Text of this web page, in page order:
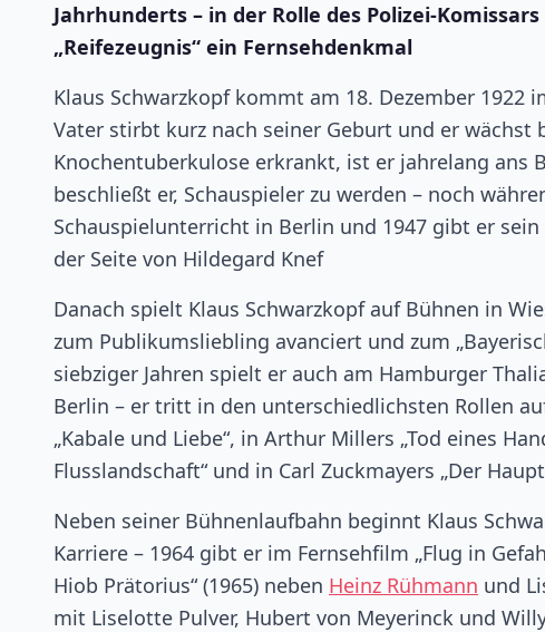
Jahrhunderts – in der Rolle des Polizei-
„Reifezeugnis“ ein Fernsehdenkmal
Klaus Schwarzkopf kommt am 18. Dezember
Vater stirbt kurz nach seiner Geburt und er
Knochentuberkulose erkrankt, ist er jahrelang ans
beschließt er, Schauspieler zu werden – noch
Schauspielunterricht in Berlin und 1947 gibt er
der Seite von Hildegard Knef
Danach spielt Klaus Schwarzkopf auf Bühnen in
zum Publikumsliebling avanciert und zum
siebziger Jahren spielt er auch am Hamburger
Berlin – er tritt in den unterschiedlichsten Rollen
„Kabale und Liebe“, in Arthur Millers „Tod eines
Flusslandschaft“ und in Carl Zuckmayers „Der
Neben seiner Bühnenlaufbahn beginnt Klaus
Karriere – 1964 gibt er im Fernsehfilm „Flug in
Hiob Prätorius“ (1965) neben Heinz Rühmann und
mit Liselotte Pulver, Hubert von Meyerinck und